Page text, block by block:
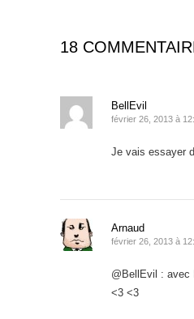
18
BellEvil
février 26, 2013 à
Je vais essayer
Arnaud
février 26, 2013 à
@BellEvil : avec
<3 <3